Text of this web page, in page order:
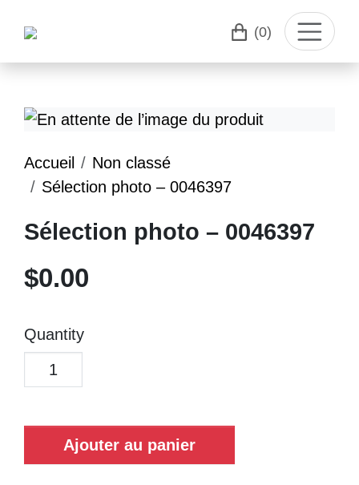
(0)
Accueil
Non classé
Sélection photo – 0046397
Sélection photo – 0046397
$0.00
Quantity
Ajouter au panier